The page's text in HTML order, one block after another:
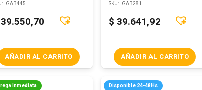
GAB445
39.550,70
AÑADIR AL CARRITO
SKU: GAB281
$ 39.641,92
AÑADIR AL CARRITO
Inmediata Disponible 24-48Hs